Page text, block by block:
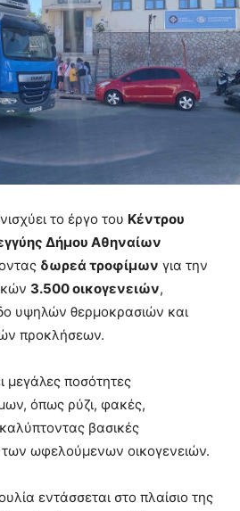
το έργο του Κέντρου
Δήμου Αθηναίων
δωρεά τροφίμων για την
3.500 οικογενειών,
υψηλών θερμοκρασιών και
προκλήσεων.
μεγάλες ποσότητες
όπως ρύζι, φακές,
βασικές
ωφελούμενων οικογενειών.
εντάσσεται στο πλαίσιο της